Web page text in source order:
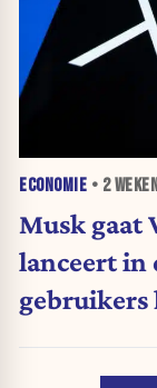
ECONOMIE • 2
Musk gaat
lanceert in
gebruikers